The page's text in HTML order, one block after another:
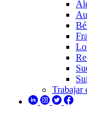
Trabajar